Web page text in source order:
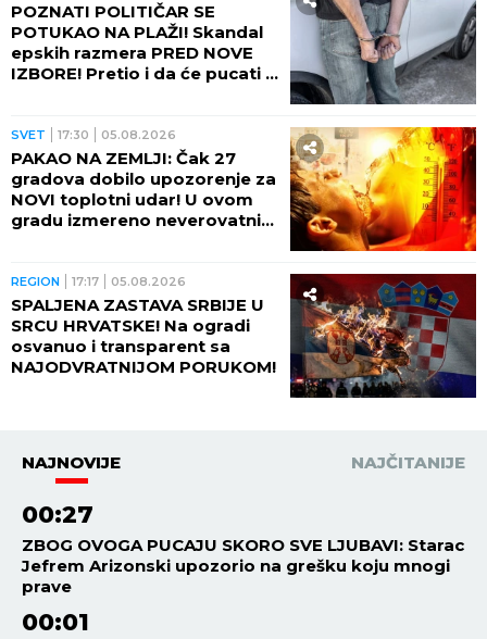
POZNATI POLITIČAR SE
POTUKAO NA PLAŽI! Skandal
epskih razmera PRED NOVE
IZBORE! Pretio i da će pucati u
SVET 17:30 05.08.2026
PAKAO NA ZEMLJI: Čak 27
gradova dobilo upozorenje za
NOVI toplotni udar! U ovom
gradu izmereno neverovatnih
REGION 17:17 05.08.2026
SPALJENA ZASTAVA SRBIJE U
SRCU HRVATSKE! Na ogradi
osvanuo i transparent sa
NAJODVRATNIJOM PORUKOM!
NAJNOVIJE NAJČITANIJE
00:27
ZBOG OVOGA PUCAJU SKORO SVE LJUBAVI: Starac
Jefrem Arizonski upozorio na grešku koju mnogi
prave
00:01